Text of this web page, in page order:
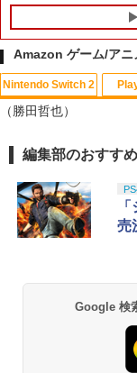
1
2
Amazon ゲーム/アニ
Nintendo Switch 2
1
2
1
1
1
（勝田哲也）
編集部のおすす
売
Google 検